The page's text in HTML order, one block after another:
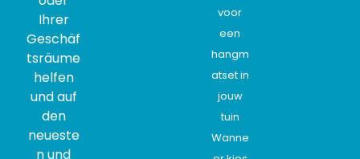
Ihrer
Geschäf
tsräume
helfen
und auf
den
neueste
n und
voor
een
hangm
atset in
jouw
tuin
Wanne